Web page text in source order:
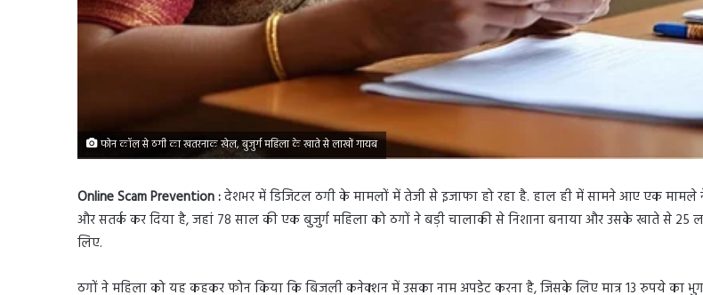
फोन कॉल से ठगी का खतरनाक खेल, बुजुर्ग महिला के खाते से लाखों गायब
Online Scam Prevention :देशभर में डिजिटल ठगी के मामलों में तेजी से इजाफा हो रहा है. हाल ही में सामने आए एक मामले
और सतर्क कर दिया है, जहां 78 साल की एक बुजुर्ग महिला को ठगों ने बड़ी चालाकी से निशाना बनाया और उसके खाते से 25
लिए.
ठगों ने महिला को यह कहकर फोन किया कि बिजली कनेक्शन में उसका नाम अपडेट करना है, जिसके लिए मात्र 13 रुपये का